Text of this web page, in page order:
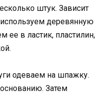
штук. Зависит
деревянную
ее в ластик, пластилин,
одеваем на шпажку.
Затем